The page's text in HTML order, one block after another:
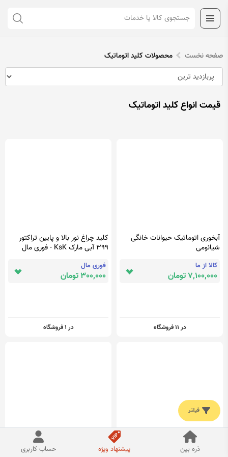
صفحه نخست محصولات کلید اتوماتیک
قیمت انواع کلید اتوماتیک
آبخوری اتوماتیک حیوانات خانگی
شیائومی
کالا از ما
7,100,000 تومان
در 11 فروشگاه
کلید چراغ نور بالا و پایین تراکتور
399 آبی مارک KsK - فوری مال
فوری مال
300,000 تومان
در 1 فروشگاه
کنسول وسط پژو پارس مشکی قدیم
بدون دسته سیم و کلید
کلید (ریموت) سه حالته وینچ برقی -
گاراژ ابزار
فیلتر
ذره بین پیشنهاد ویژه حساب کاربری